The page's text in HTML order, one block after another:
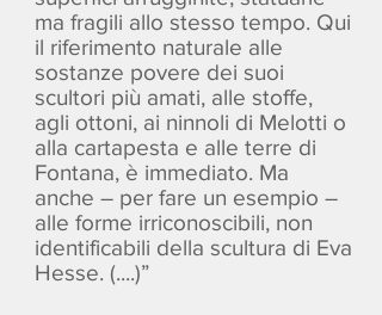
ma fragili allo stesso tempo. Qui
il riferimento naturale alle
sostanze povere dei suoi
scultori più amati, alle stoffe,
agli ottoni, ai ninnoli di Melotti o
alla cartapesta e alle terre di
Fontana, è immediato. Ma
anche – per fare un esempio –
alle forme irriconoscibili, non
identificabili della scultura di Eva
Hesse. (....)”